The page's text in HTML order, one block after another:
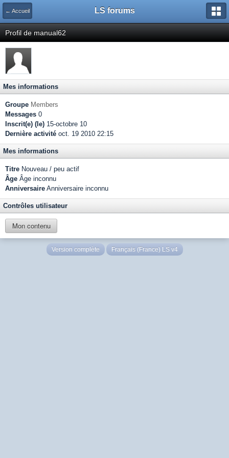
← Accueil LS forums
Profil de manual62
Mes informations
Groupe Members
Messages 0
Inscrit(e) (le) 15-octobre 10
Dernière activité oct. 19 2010 22:15
Mes informations
Titre Nouveau / peu actif
Âge Âge inconnu
Anniversaire Anniversaire inconnu
Contrôles utilisateur
Mon contenu
Version complète Français (France) LS v4